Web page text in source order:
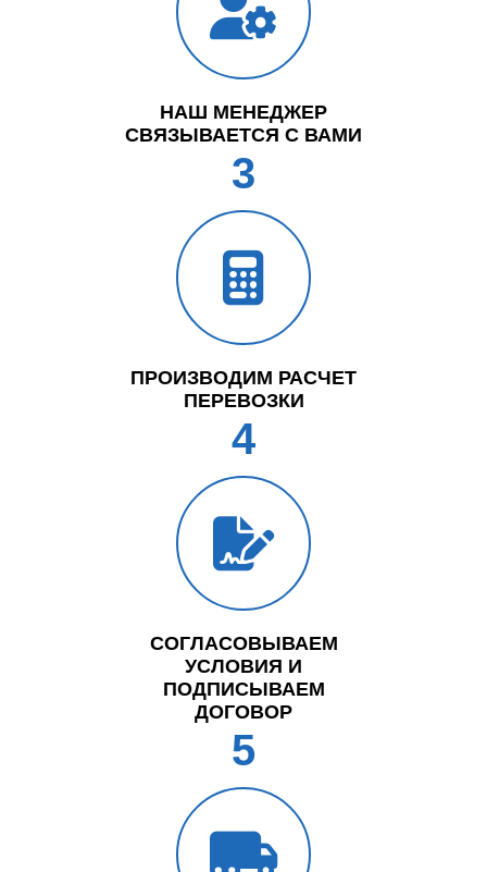
НАШ МЕНЕДЖЕР
СВЯЗЫВАЕТСЯ С ВАМИ
3
ПРОИЗВОДИМ РАСЧЕТ
ПЕРЕВОЗКИ
4
СОГЛАСОВЫВАЕМ
УСЛОВИЯ И
ПОДПИСЫВАЕМ
ДОГОВОР
5